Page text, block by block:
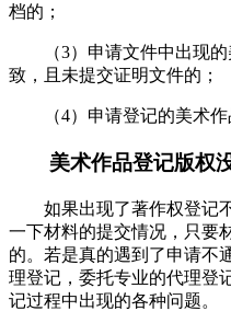
档的；
（3）申请文件中出现
致，且未提交证明文件的；
（4）申请登记的美术
美术作品登记版权
如果出现了著作权登记
一下材料的提交情况，只要
的。若是真的遇到了申请不
理登记，委托专业的代理登
记过程中出现的各种问题。